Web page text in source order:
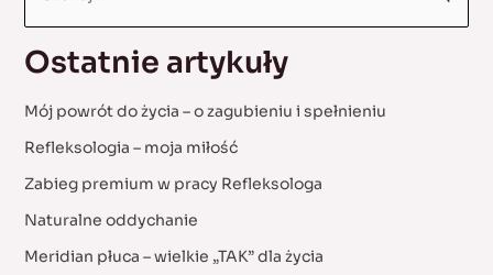
r
c
o
r
:
Ostatnie artykuły
Mój powrót do życia – o zagubieniu i spełnieniu
Refleksologia – moja miłość
Zabieg premium w pracy Refleksologa
Naturalne oddychanie
Meridian płuca – wielkie „TAK” dla życia